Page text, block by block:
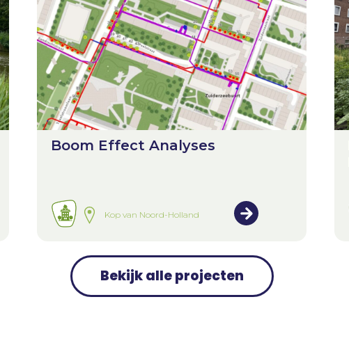
Boom Effect Analyses
Kop van Noord-Holland
Bekijk alle projecten